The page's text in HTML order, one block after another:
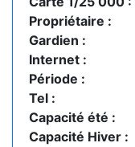
Propriétaire :
Gardien :
Internet :
Période :
Tel :
Capacité été :
Capacité Hiver :